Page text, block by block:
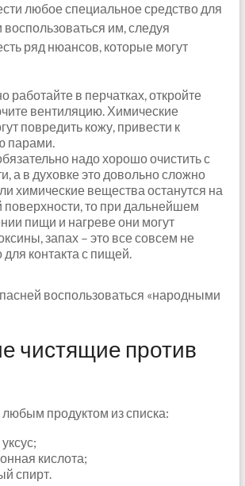
любое специальное средство для
воспользоваться им, следуя
ряд нюансов, которые могут
работайте в перчатках, откройте
вентиляцию. Химические
повредить кожу, привести к
парами.
надо хорошо очистить с
а в духовке это довольно сложно
химические вещества останутся на
поверхности, то при дальнейшем
пищи и нагреве они могут
запах – это все совсем не
контакта с пищей.
воспользоваться «народными
чистящие против
любым продуктом из списка:
кислота;
спирт.